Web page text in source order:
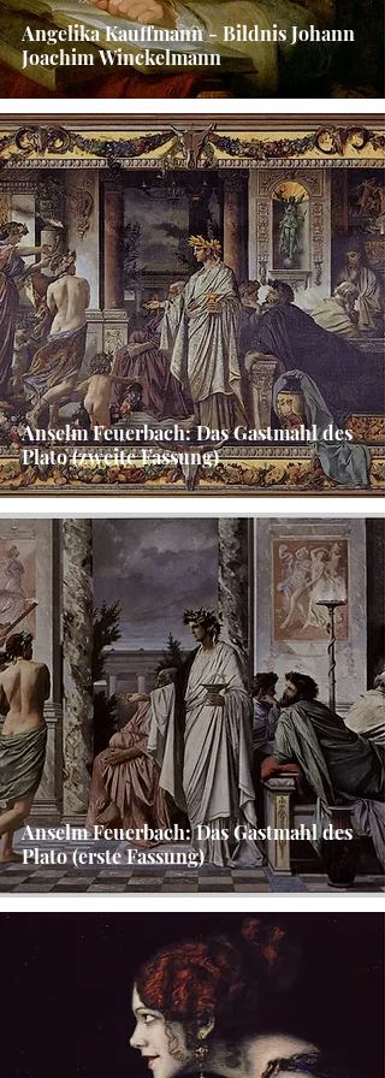
Angelika Kauffmann - Bildnis Johann
Joachim Winckelmann
Anselm Feuerbach: Das Gastmahl des
Plato (zweite Fassung)
Anselm Feuerbach: Das Gastmahl des
Plato (erste Fassung)